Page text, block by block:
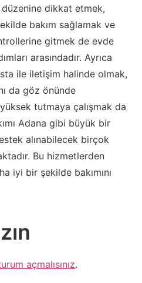
dikkat etmek,
bakım sağlamak ve
gitmek de evde
arasındadır. Ayrıca
ile iletişim halinde olmak,
da göz önünde
tutmaya çalışmak da
Adana gibi büyük bir
alınabilecek birçok
Bu hizmetlerden
iyi bir şekilde bakımını
açmalısınız.